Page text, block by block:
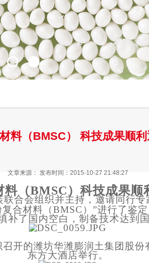
料（BMSC） 科技成果顺
文章来源： 发布时间：2015-10-27 21:48:27
（BMSC） 科技成果顺
合会组织并主持，邀请同行
合材料（BMSC）”进行了鉴定
补了国内空白， 制备技术达到
开的潍坊华潍膨润土集团股
东方大酒店举行。